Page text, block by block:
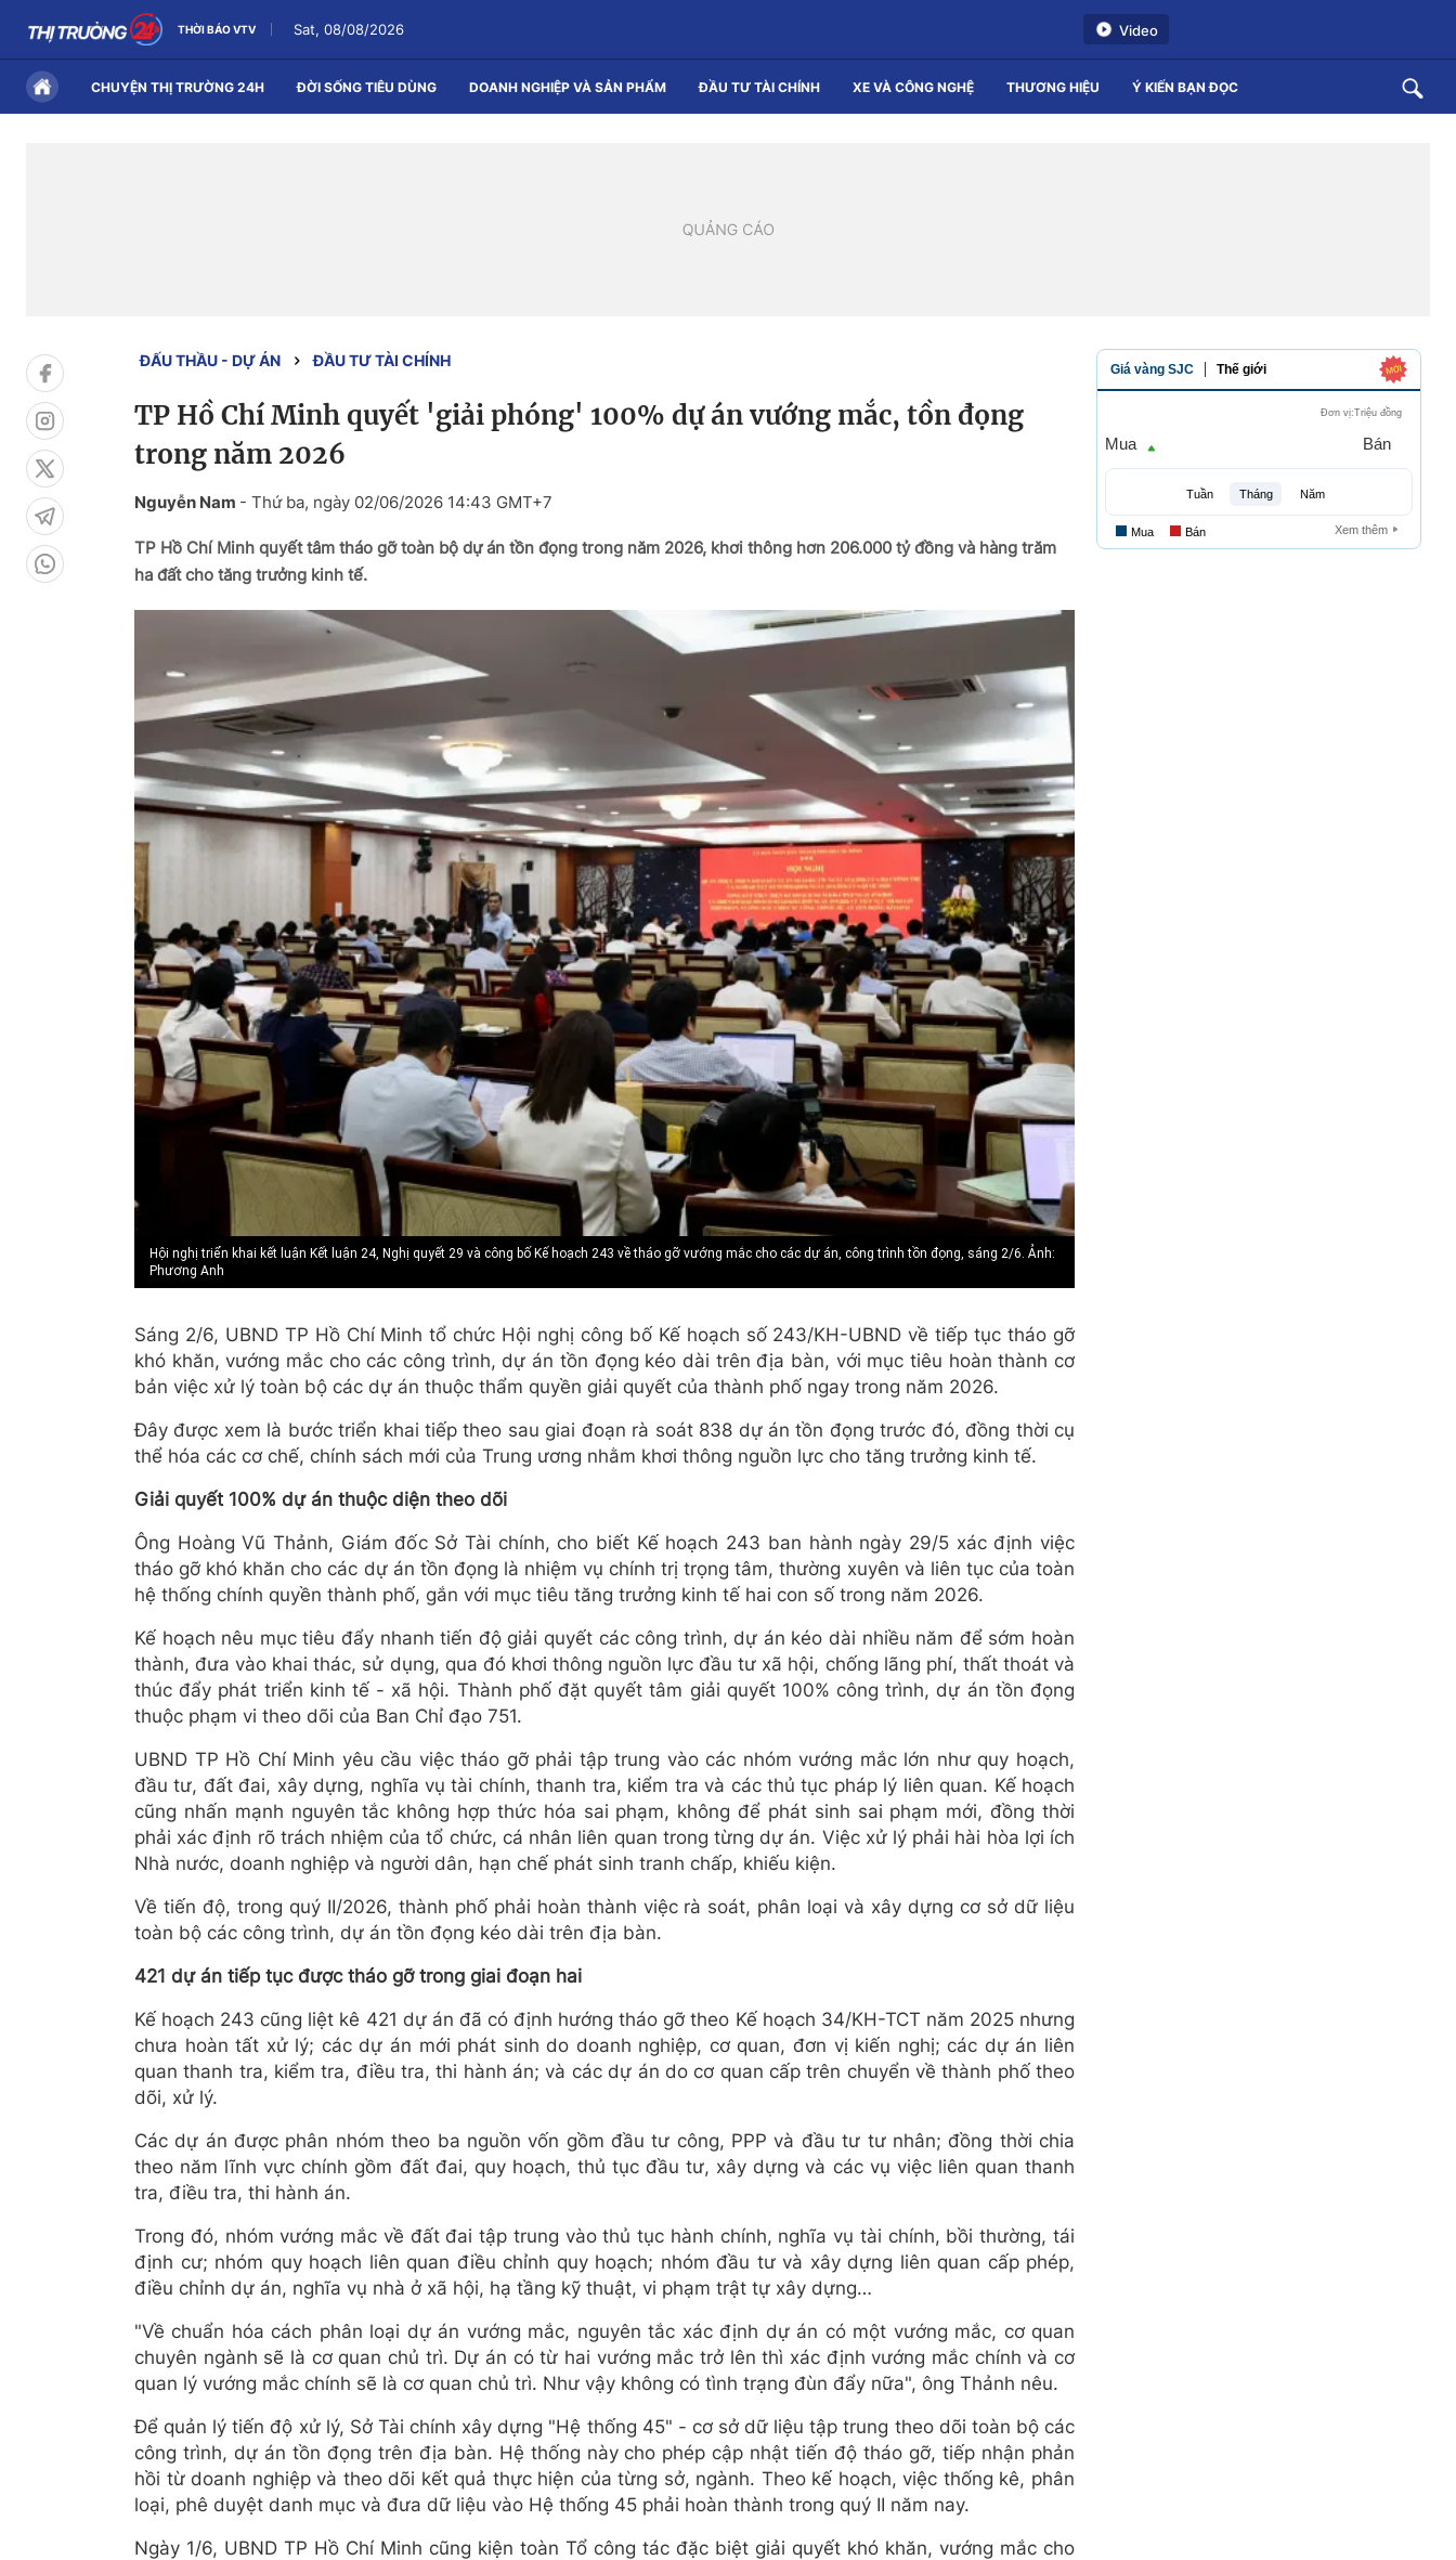
THỜI BÁO VTV Sat, 08/08/2026 Video
CHUYỆN THỊ TRƯỜNG 24H ĐỜI SỐNG TIÊU DÙNG DOANH NGHIỆP VÀ SẢN PHẨM ĐẦU TƯ TÀI CHÍNH XE VÀ CÔNG NGHỆ THƯƠNG HIỆU Ý KIẾN BẠN ĐỌC
ĐẤU THẦU - DỰ ÁN ĐẦU TƯ TÀI CHÍNH
TP Hồ Chí Minh quyết 'giải phóng' 100% dự án vướng mắc, tồn đọng
trong năm 2026
Nguyễn Nam - Thứ ba, ngày 02/06/2026 14:43 GMT+7
TP Hồ Chí Minh quyết tâm tháo gỡ toàn bộ dự án tồn đọng trong năm 2026, khơi thông hơn 206.000 tỷ đồng và hàng trăm
ha đất cho tăng trưởng kinh tế.
Hội nghị triển khai kết luận Kết luận 24, Nghị quyết 29 và công bố Kế hoạch 243 về tháo gỡ vướng mắc cho các dự án, công trình tồn đọng, sáng 2/6. Ảnh:
Phương Anh
Sáng 2/6, UBND TP Hồ Chí Minh tổ chức Hội nghị công bố Kế hoạch số 243/KH-UBND về tiếp tục tháo gỡ
khó khăn, vướng mắc cho các công trình, dự án tồn đọng kéo dài trên địa bàn, với mục tiêu hoàn thành cơ
bản việc xử lý toàn bộ các dự án thuộc thẩm quyền giải quyết của thành phố ngay trong năm 2026.
Đây được xem là bước triển khai tiếp theo sau giai đoạn rà soát 838 dự án tồn đọng trước đó, đồng thời cụ
thể hóa các cơ chế, chính sách mới của Trung ương nhằm khơi thông nguồn lực cho tăng trưởng kinh tế.
Giải quyết 100% dự án thuộc diện theo dõi
Ông Hoàng Vũ Thảnh, Giám đốc Sở Tài chính, cho biết Kế hoạch 243 ban hành ngày 29/5 xác định việc
tháo gỡ khó khăn cho các dự án tồn đọng là nhiệm vụ chính trị trọng tâm, thường xuyên và liên tục của toàn
hệ thống chính quyền thành phố, gắn với mục tiêu tăng trưởng kinh tế hai con số trong năm 2026.
Kế hoạch nêu mục tiêu đẩy nhanh tiến độ giải quyết các công trình, dự án kéo dài nhiều năm để sớm hoàn
thành, đưa vào khai thác, sử dụng, qua đó khơi thông nguồn lực đầu tư xã hội, chống lãng phí, thất thoát và
thúc đẩy phát triển kinh tế - xã hội. Thành phố đặt quyết tâm giải quyết 100% công trình, dự án tồn đọng
thuộc phạm vi theo dõi của Ban Chỉ đạo 751.
UBND TP Hồ Chí Minh yêu cầu việc tháo gỡ phải tập trung vào các nhóm vướng mắc lớn như quy hoạch,
đầu tư, đất đai, xây dựng, nghĩa vụ tài chính, thanh tra, kiểm tra và các thủ tục pháp lý liên quan. Kế hoạch
cũng nhấn mạnh nguyên tắc không hợp thức hóa sai phạm, không để phát sinh sai phạm mới, đồng thời
phải xác định rõ trách nhiệm của tổ chức, cá nhân liên quan trong từng dự án. Việc xử lý phải hài hòa lợi ích
Nhà nước, doanh nghiệp và người dân, hạn chế phát sinh tranh chấp, khiếu kiện.
Về tiến độ, trong quý II/2026, thành phố phải hoàn thành việc rà soát, phân loại và xây dựng cơ sở dữ liệu
toàn bộ các công trình, dự án tồn đọng kéo dài trên địa bàn.
421 dự án tiếp tục được tháo gỡ trong giai đoạn hai
Kế hoạch 243 cũng liệt kê 421 dự án đã có định hướng tháo gỡ theo Kế hoạch 34/KH-TCT năm 2025 nhưng
chưa hoàn tất xử lý; các dự án mới phát sinh do doanh nghiệp, cơ quan, đơn vị kiến nghị; các dự án liên
quan thanh tra, kiểm tra, điều tra, thi hành án; và các dự án do cơ quan cấp trên chuyển về thành phố theo
dõi, xử lý.
Các dự án được phân nhóm theo ba nguồn vốn gồm đầu tư công, PPP và đầu tư tư nhân; đồng thời chia
theo năm lĩnh vực chính gồm đất đai, quy hoạch, thủ tục đầu tư, xây dựng và các vụ việc liên quan thanh
tra, điều tra, thi hành án.
Trong đó, nhóm vướng mắc về đất đai tập trung vào thủ tục hành chính, nghĩa vụ tài chính, bồi thường, tái
định cư; nhóm quy hoạch liên quan điều chỉnh quy hoạch; nhóm đầu tư và xây dựng liên quan cấp phép,
điều chỉnh dự án, nghĩa vụ nhà ở xã hội, hạ tầng kỹ thuật, vi phạm trật tự xây dựng…
"Về chuẩn hóa cách phân loại dự án vướng mắc, nguyên tắc xác định dự án có một vướng mắc, cơ quan
chuyên ngành sẽ là cơ quan chủ trì. Dự án có từ hai vướng mắc trở lên thì xác định vướng mắc chính và cơ
quan lý vướng mắc chính sẽ là cơ quan chủ trì. Như vậy không có tình trạng đùn đẩy nữa", ông Thảnh nêu.
Để quản lý tiến độ xử lý, Sở Tài chính xây dựng "Hệ thống 45" - cơ sở dữ liệu tập trung theo dõi toàn bộ các
công trình, dự án tồn đọng trên địa bàn. Hệ thống này cho phép cập nhật tiến độ tháo gỡ, tiếp nhận phản
hồi từ doanh nghiệp và theo dõi kết quả thực hiện của từng sở, ngành. Theo kế hoạch, việc thống kê, phân
loại, phê duyệt danh mục và đưa dữ liệu vào Hệ thống 45 phải hoàn thành trong quý II năm nay.
Ngày 1/6, UBND TP Hồ Chí Minh cũng kiện toàn Tổ công tác đặc biệt giải quyết khó khăn, vướng mắc cho